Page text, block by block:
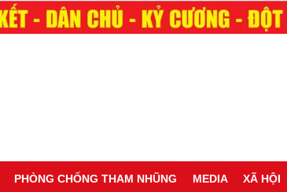
PHÒNG CHỐNG THAM NHŨNG MEDIA XÃ HỘI